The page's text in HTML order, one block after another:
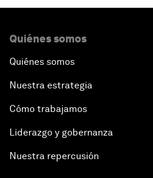
Quiénes somos
Quiénes somos
Nuestra estrategia
Cómo trabajamos
Liderazgo y gobernanza
Nuestra repercusión